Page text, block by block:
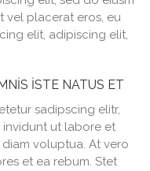
vel placerat eros, eu
elit, adipiscing elit,
ISTE NATUS ET
sadipscing elitr,
ut labore et
voluptua. At vero
et ea rebum. Stet